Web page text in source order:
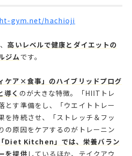
gym.net/hachioji
高いレベルで健康とダイエットの
ジムです。
ケア×食事」のハイブリッドプログ
導く のが大きな特徴。「HIITトレ
とす準備をし、「ウエイトトレー
を持続させ、「ストレッチ＆フッ
の原因をケアするのがトレーニン
Diet Kitchen」では、栄養バラン
を提供 しているほか、テイクアウ